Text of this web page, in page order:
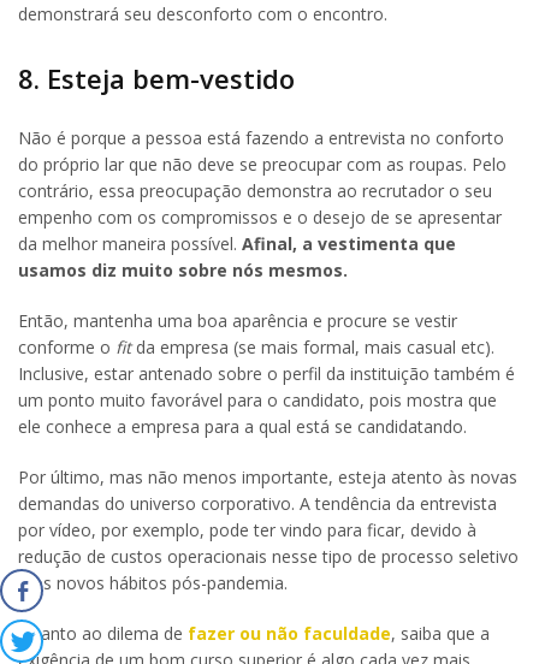
demonstrará seu desconforto com o encontro.
8. Esteja bem-vestido
Não é porque a pessoa está fazendo a entrevista no conforto
do próprio lar que não deve se preocupar com as roupas. Pelo
contrário, essa preocupação demonstra ao recrutador o seu
empenho com os compromissos e o desejo de se apresentar
da melhor maneira possível. Afinal, a vestimenta que
usamos diz muito sobre nós mesmos.
Então, mantenha uma boa aparência e procure se vestir
conforme o fitda empresa (se mais formal, mais casual etc).
Inclusive, estar antenado sobre o perfil da instituição também é
um ponto muito favorável para o candidato, pois mostra que
ele conhece a empresa para a qual está se candidatando.
Por último, mas não menos importante, esteja atento às novas
demandas do universo corporativo. A tendência da entrevista
por vídeo, por exemplo, pode ter vindo para ficar, devido à
redução de custos operacionais nesse tipo de processo seletivo
e os novos hábitos pós-pandemia.
Quanto ao dilema de fazer ou não faculdade, saiba que a